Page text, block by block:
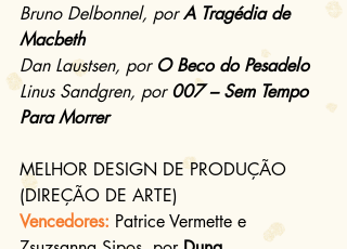
Bruno Delbonnel, por A Tragédia de
Macbeth
Dan Laustsen, por O Beco do Pesadelo
Linus Sandgren, por 007 – Sem Tempo
Para Morrer
MELHOR DESIGN DE PRODUÇÃO
(DIREÇÃO DE ARTE)
Vencedores: Patrice Vermette e